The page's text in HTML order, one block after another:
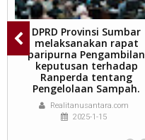
DPRD Provinsi Sumbar
melaksanakan rapat
paripurna Pengambilan
keputusan terhadap
Ranperda tentang
Pengelolaan Sampah.
Realitanusantara.com
2025-1-15